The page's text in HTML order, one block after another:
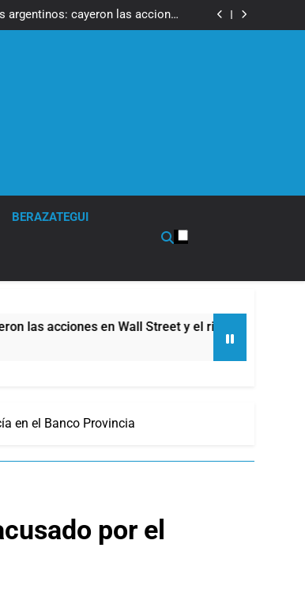
Ley de Propiedad Privada
argentinos: cayeron las acciones
quedó al borde de los 450 puntos
al Congreso y calificó a los
cayeron las acciones
al Congreso y calificó a los
los tres secretos para servirla
BERAZATEGUI
en Wall Street y el riesgo país quedó al borde de
en el Banco Provincia
por el